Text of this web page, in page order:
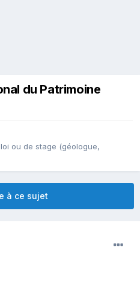
du Patrimoine
ou de stage (géologue,
à ce sujet